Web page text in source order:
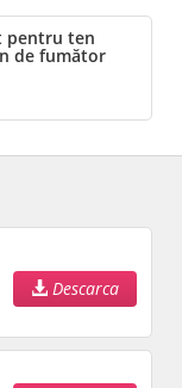
pentru ten
de fumător
Descarca